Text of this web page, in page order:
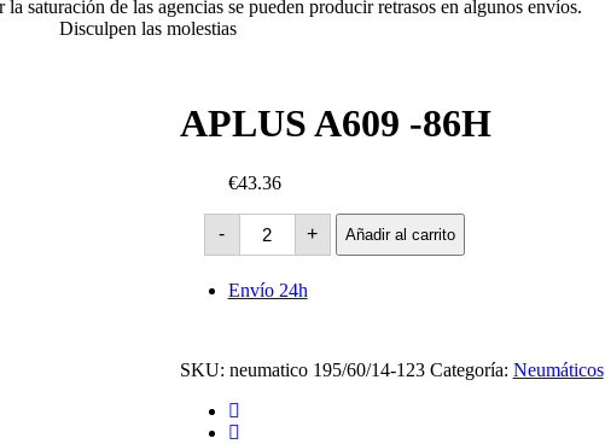
saturación de las agencias se pueden producir retrasos en algunos envíos.
Disculpen las molestias
APLUS A609 -86H
€43.36
-
APLUS
A609
-86H
cantidad
+ Añadir al carrito
Envío 24h
SKU: neumatico 195/60/14-123 Categoría: Neumáticos